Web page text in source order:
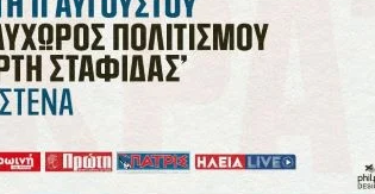
τα
νοημοσύνη.
στον αγώνα
αποτέλεσμα,
τα